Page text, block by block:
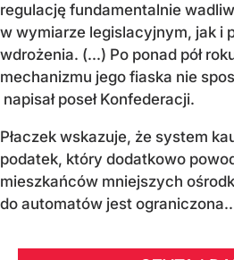
regulację fundamentalnie
w wymiarze legislacyjnym, jak i
wdrożenia. (...) Po ponad pół
mechanizmu jego fiaska nie
napisał poseł Konfederacji.
Płaczek wskazuje, że system
podatek, który dodatkowo
mieszkańców mniejszych
do automatów jest